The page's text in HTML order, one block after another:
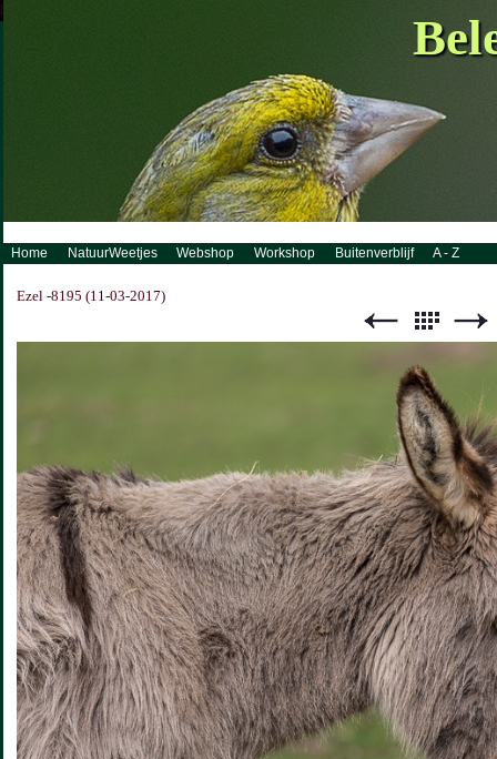
http://www.visueelconcept.nl/sitemap.xml.gz
Home NatuurWeetjes Webshop Workshop Buitenverblijf A - Z
Ezel -8195 (11-03-2017)